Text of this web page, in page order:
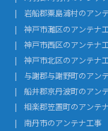
岩船郡粟島浦村のアン
神戸市灘区のアンテナ
神戸市西区のアンテナ
神戸市北区のアンテナ
与謝郡与謝野町のアン
船井郡京丹波町のアン
相楽郡笠置町のアンテ
南丹市のアンテナ工事